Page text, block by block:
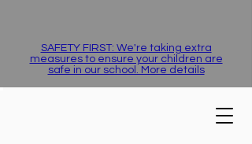
SAFETY FIRST: We're taking extra
measures to ensure your children are
safe in our school. More details